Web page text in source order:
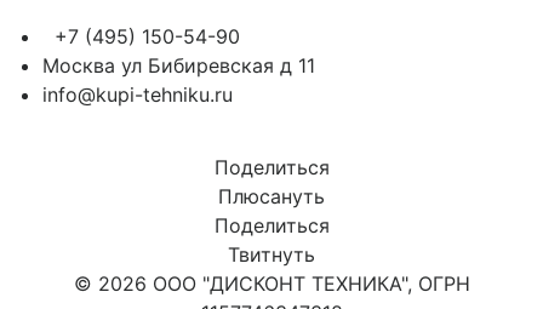
+7 (495) 150-54-90
Москва ул Бибиревская д 11
info@kupi-tehniku.ru
Поделиться
Плюсануть
Поделиться
Твитнуть
© 2026 ООО "ДИСКОНТ ТЕХНИКА", ОГРН